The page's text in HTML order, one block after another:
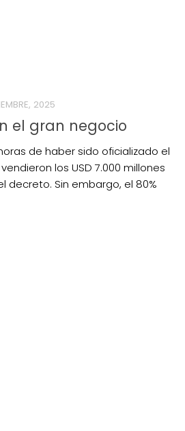
2025
el gran negocio
de haber sido oficializado el
los USD 7.000 millones
decreto. Sin embargo, el 80%